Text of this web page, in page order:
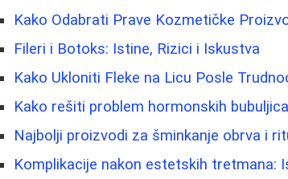
Kako Odabrati Prave Kozmetičke
Fileri i Botoks: Istine, Rizici i Iskustva
Kako Ukloniti Fleke na Licu Posle
Kako rešiti problem hormonskih
Najbolji proizvodi za šminkanje obrva i
Komplikacije nakon estetskih tretmana: